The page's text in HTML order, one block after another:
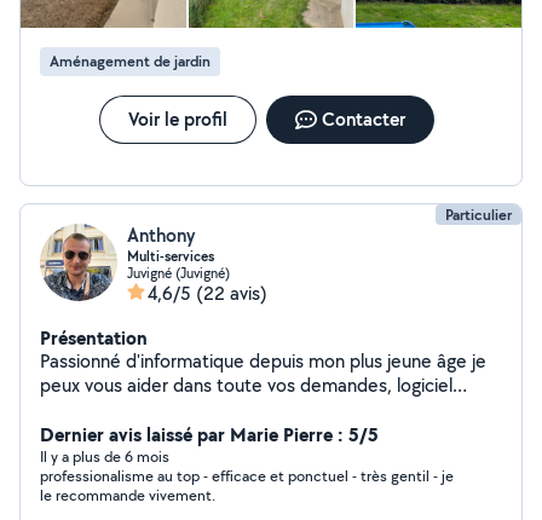
Aménagement de jardin
Voir le profil Contacter
Particulier
Anthony
Multi-services
Juvigné (Juvigné)
4,6/5 (22 avis)
Présentation
Passionné d'informatique depuis mon plus jeune âge je
peux vous aider dans toute vos demandes, logiciel
suis également bon bricoleur, pose de meuble de
cuisine, faïence, taille de haie, tonte de pelouse, etc.
N'hésitez pas à me contacter !
Dernier avis laissé par Marie Pierre : 5/5
Il y a plus de 6 mois
professionalisme au top - efficace et ponctuel - très gentil - je
le recommande vivement.